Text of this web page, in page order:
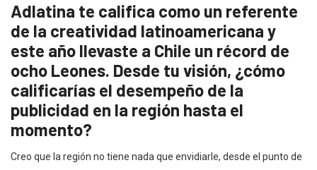
Adlatina te califica como un referente
de la creatividad latinoamericana y
este año llevaste a Chile un récord de
ocho Leones. Desde tu visión, ¿cómo
calificarías el desempeño de la
publicidad en la región hasta el
momento?
Creo que la región no tiene nada que envidiarle, desde el punto de